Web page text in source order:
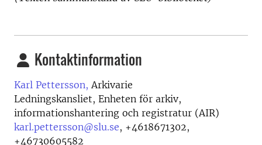
Kontaktinformation
Karl Pettersson, Arkivarie
Ledningskansliet, Enheten för arkiv,
informationshantering och registratur (AIR)
karl.pettersson@slu.se, +4618671302,
+46730605582